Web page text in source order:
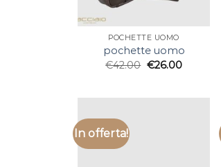
POCHETTE UOMO
pochette uomo
€42.00 €26.00
In offerta!